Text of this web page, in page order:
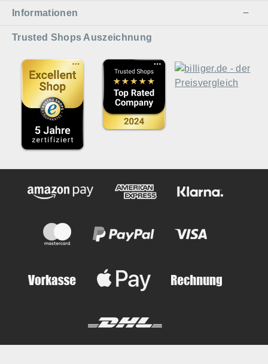
Informationen
Trusted Shops Auszeichnung